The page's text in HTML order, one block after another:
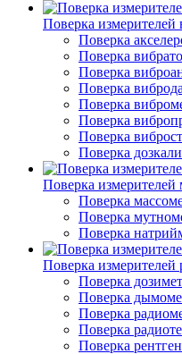
Поверка
Поверка
Поверка
Поверка
Поверка
Поверка
Поверка
Поверка
Поверка
Поверка измерителей
Поверка
Поверка
Поверка
Поверка
Поверка
Поверка
Поверка
Поверка
Поверка